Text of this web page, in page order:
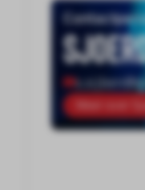
Meer over